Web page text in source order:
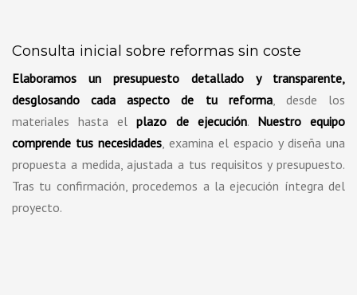
Consulta inicial sobre reformas sin coste
Elaboramos un presupuesto detallado y transparente,
desglosando cada aspecto de tu reforma, desde los
materiales hasta elplazo de ejecución. Nuestro equipo
comprende tus necesidades , examina el espacio y diseña una
propuesta a medida, ajustada a tus requisitos y presupuesto.
Tras tu confirmación, procedemos a la ejecución íntegra del
proyecto.